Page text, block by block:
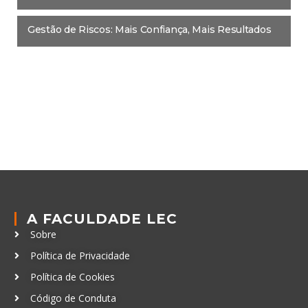
Gestão de Riscos: Mais Confiança, Mais Resultados
A FACULDADE LEC
Sobre
Política de Privacidade
Política de Cookies
Código de Conduta